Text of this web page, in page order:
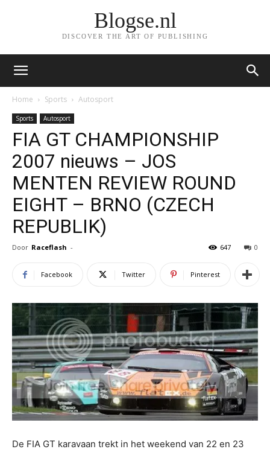
Blogse.nl
DISCOVER THE ART OF PUBLISHING
Home Sports Autosport
Sports Autosport
FIA GT CHAMPIONSHIP
2007 nieuws – JOS
MENTEN REVIEW ROUND
EIGHT – BRNO (CZECH
REPUBLIK)
Door Raceflash - 0
647
Facebook Twitter Pinterest
De FIA GT karavaan trekt in het weekend van 22 en 23